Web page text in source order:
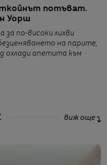
потъват.
Уорш
за по-високи лихви
на парите,
охлади апетита към
виж още